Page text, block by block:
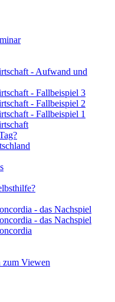
- Aufwand und
- Fallbeispiel 3
- Fallbeispiel 2
- Fallbeispiel 1
- das Nachspiel
- das Nachspiel
zum Viewen